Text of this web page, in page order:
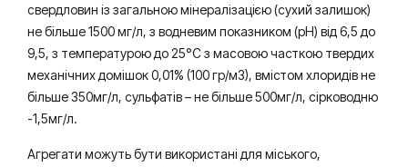
свердловин із загальною мінералізацією (сухий залишок)
не більше 1500 мг/л, з водневим показником (рН) від 6,5 до
9,5, з температурою до 25°С з масовою часткою твердих
механічних домішок 0,01% (100 гр/м3), вмістом хлоридів не
більше 350мг/л, сульфатів – не більше 500мг/л, сірководню
-1,5мг/л.
Агрегати можуть бути використані для міського,